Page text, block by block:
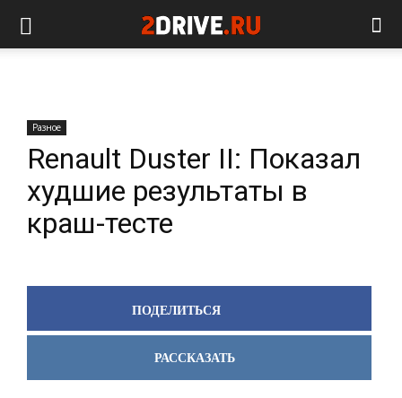
Разное
Renault Duster II: Показал
худшие результаты в
краш-тесте
ПОДЕЛИТЬСЯ
РАССКАЗАТЬ